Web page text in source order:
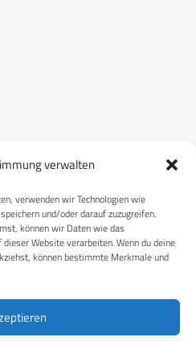
verwalten
verwenden wir Technologien wie
und/oder darauf zuzugreifen.
können wir Daten wie das
Website verarbeiten. Wenn du deine
können bestimmte Merkmale und